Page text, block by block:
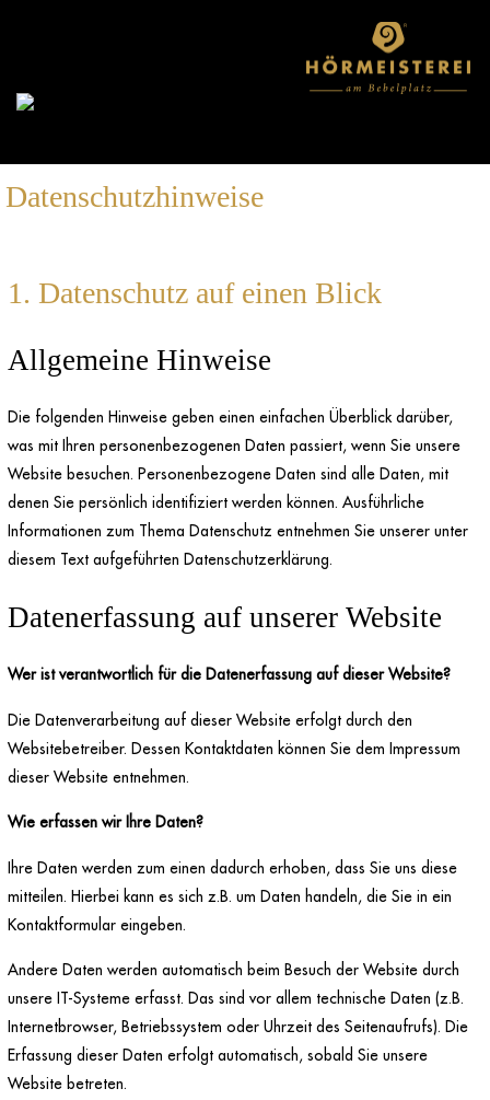
Datenschutzhinweise
1. Datenschutz auf einen Blick
Allgemeine Hinweise
Die folgenden Hinweise geben einen einfachen Überblick darüber,
was mit Ihren personenbezogenen Daten passiert, wenn Sie unsere
Website besuchen. Personenbezogene Daten sind alle Daten, mit
denen Sie persönlich identifiziert werden können. Ausführliche
Informationen zum Thema Datenschutz entnehmen Sie unserer unter
diesem Text aufgeführten Datenschutzerklärung.
Datenerfassung auf unserer Website
Wer ist verantwortlich für die Datenerfassung auf dieser Website?
Die Datenverarbeitung auf dieser Website erfolgt durch den
Websitebetreiber. Dessen Kontaktdaten können Sie dem Impressum
dieser Website entnehmen.
Wie erfassen wir Ihre Daten?
Ihre Daten werden zum einen dadurch erhoben, dass Sie uns diese
mitteilen. Hierbei kann es sich z.B. um Daten handeln, die Sie in ein
Kontaktformular eingeben.
Andere Daten werden automatisch beim Besuch der Website durch
unsere IT-Systeme erfasst. Das sind vor allem technische Daten (z.B.
Internetbrowser, Betriebssystem oder Uhrzeit des Seitenaufrufs). Die
Erfassung dieser Daten erfolgt automatisch, sobald Sie unsere
Website betreten.